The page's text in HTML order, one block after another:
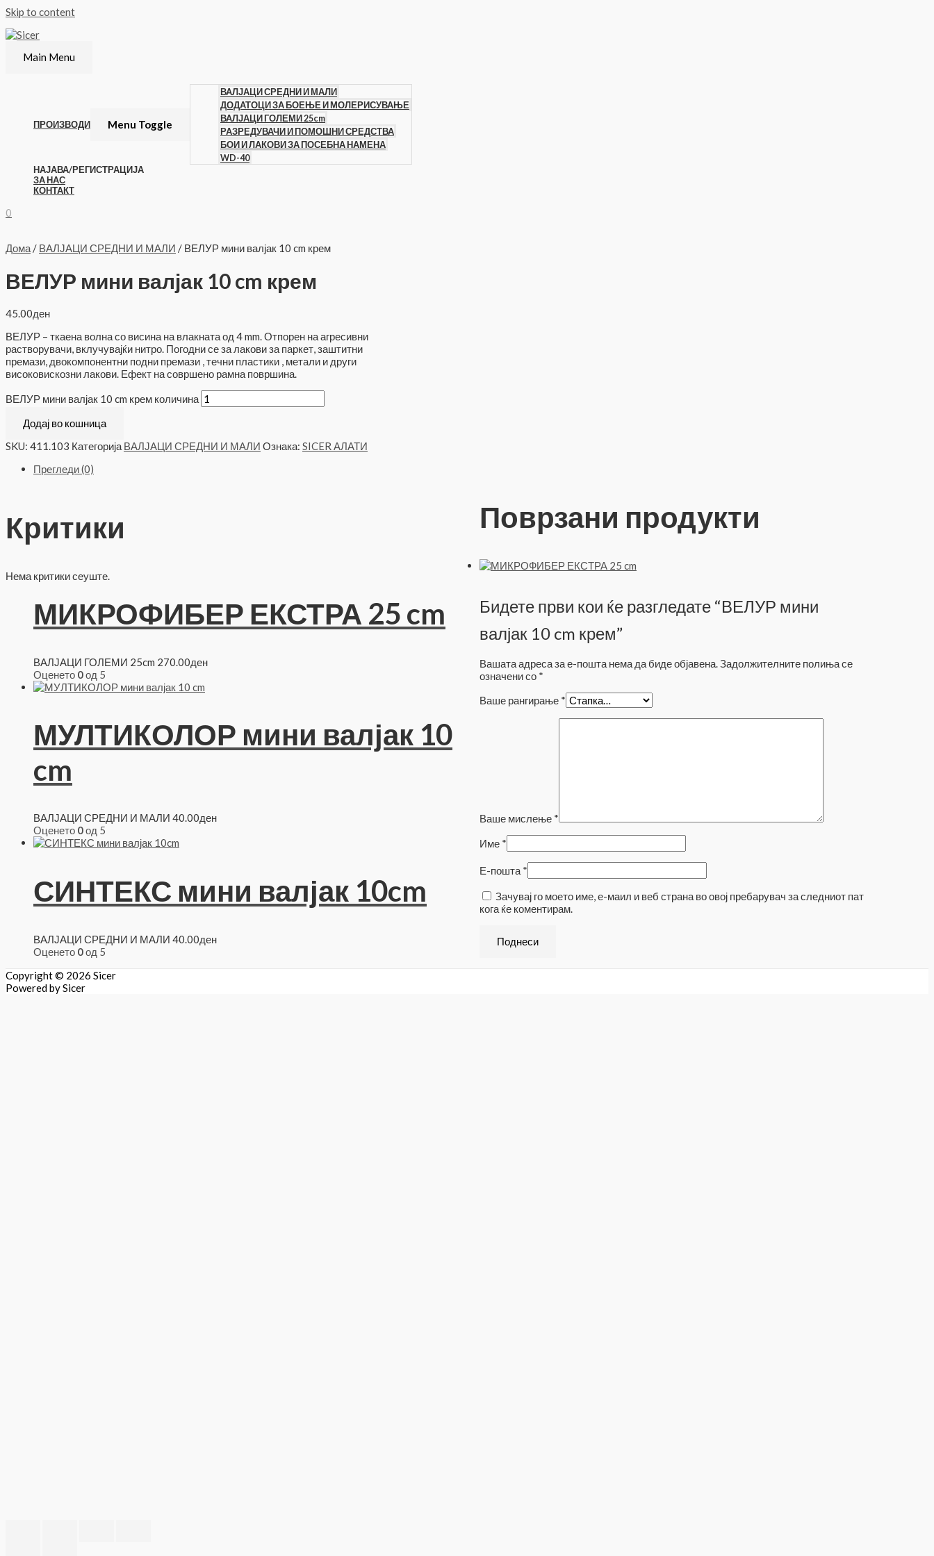
Skip to content
Main Menu
ПРОИЗВОДИ Menu Toggle
ВАЛЈАЦИ СРЕДНИ И МАЛИ
ДОДАТОЦИ ЗА БОЕЊЕ И МОЛЕРИСУВАЊЕ
ВАЛЈАЦИ ГОЛЕМИ 25cm
РАЗРЕДУВАЧИ И ПОМОШНИ СРЕДСТВА
БОИ И ЛАКОВИ ЗА ПОСЕБНА НАМЕНА
WD-40
НАЈАВА/РЕГИСТРАЦИЈА
ЗА НАС
КОНТАКТ
0
Дома/ ВАЛЈАЦИ СРЕДНИ И МАЛИ / ВЕЛУР мини валјак 10 cm крем
ВЕЛУР мини валјак 10 cm крем
45.00ден
ВЕЛУР – ткаена волна со висина на влакната од 4 mm. Отпорен на агресивни
растворувачи, вклучувајќи нитро. Погодни се за лакови за паркет, заштитни
премази, двокомпонентни подни премази , течни пластики , метали и други
високовискозни лакови. Ефект на совршено рамна површина.
ВЕЛУР мини валјак 10 cm крем количина
Додај во кошница
SKU: 411.103 Категорија ВАЛЈАЦИ СРЕДНИ И МАЛИ Ознака: SICER АЛАТИ
Прегледи (0)
Критики
Нема критики сеуште.
Бидете први кои ќе разгледате “ВЕЛУР мини
валјак 10 cm крем”
Вашата адреса за е-пошта нема да биде објавена.Задолжителните полиња се
означени со *
Ваше рангирање *
Ваше мислење *
Име *
Е-пошта *
Зачувај го моето име, е-маил и веб страна во овој пребарувач за следниот пат
кога ќе коментирам.
Поврзани продукти
МИКРОФИБЕР ЕКСТРА 25 cm
ВАЛЈАЦИ ГОЛЕМИ 25cm 270.00ден
Оценето 0од 5
МУЛТИКОЛОР мини валјак 10
cm
ВАЛЈАЦИ СРЕДНИ И МАЛИ 40.00ден
Оценето 0од 5
СИНТЕКС мини валјак 10cm
ВАЛЈАЦИ СРЕДНИ И МАЛИ 40.00ден
Оценето 0од 5
Copyright © 2026 Sicer
Powered bySicer